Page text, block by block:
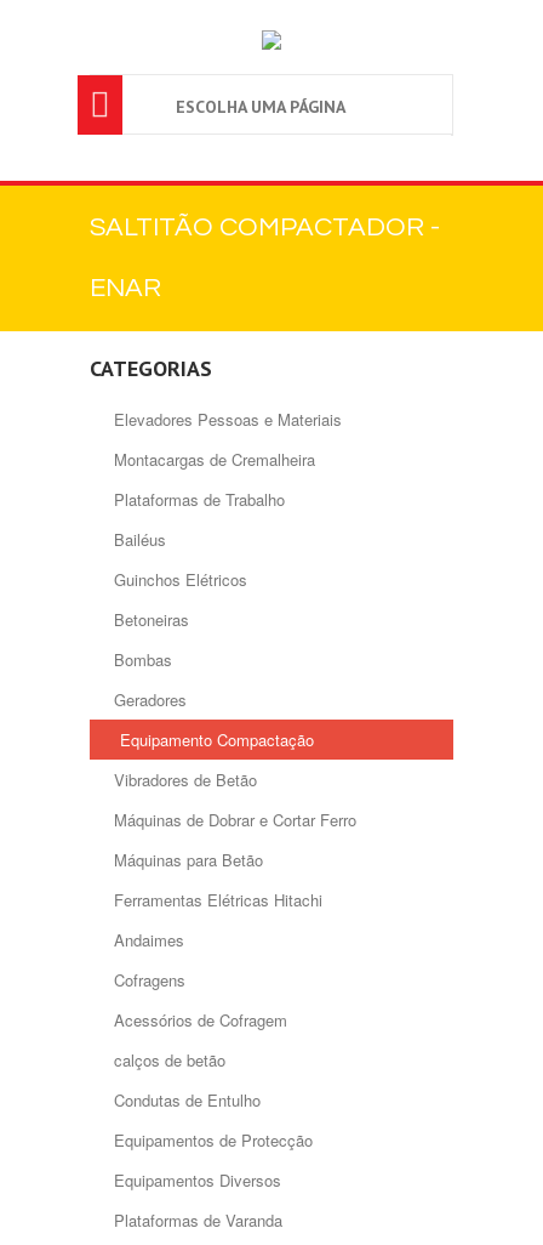
 ESCOLHA UMA PÁGINA
SALTITÃO COMPACTADOR -
ENAR
CATEGORIAS
Elevadores Pessoas e Materiais
Montacargas de Cremalheira
Plataformas de Trabalho
Bailéus
Guinchos Elétricos
Betoneiras
Bombas
Geradores
Equipamento Compactação
Vibradores de Betão
Máquinas de Dobrar e Cortar Ferro
Máquinas para Betão
Ferramentas Elétricas Hitachi
Andaimes
Cofragens
Acessórios de Cofragem
calços de betão
Condutas de Entulho
Equipamentos de Protecção
Equipamentos Diversos
Plataformas de Varanda